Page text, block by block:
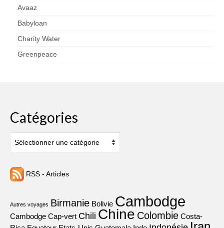
Avaaz
Babyloan
Charity Water
Greenpeace
Catégories
RSS - Articles
Autres voyages Birmanie Bolivie Cambodge
Cambodge Cap-vert Chili Chine Colombie Costa-